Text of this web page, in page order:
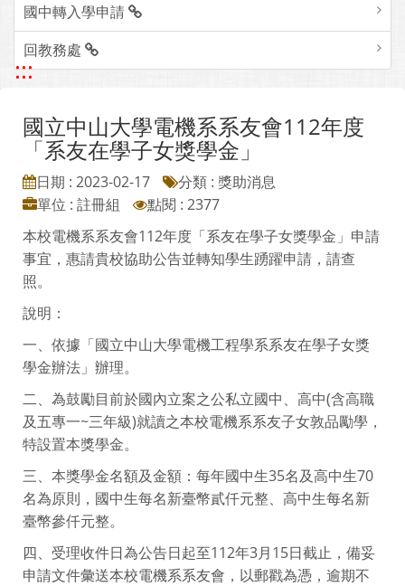
國中轉入學申請
回教務處
:::
國立中山大學電機系系友會112年度
「系友在學子女獎學金」
日期 : 2023-02-17
分類 : 獎助消息
單位 : 註冊組
點閱 : 2377
本校電機系系友會112年度「系友在學子女獎學金」申請
事宜，惠請貴校協助公告並轉知學生踴躍申請，請查
照。
說明：
一、依據「國立中山大學電機工程學系系友在學子女獎
學金辦法」辦理。
二、為鼓勵目前於國內立案之公私立國中、高中(含高職
及五專一~三年級)就讀之本校電機系系友子女敦品勵學，
特設置本獎學金。
三、本獎學金名額及金額：每年國中生35名及高中生70
名為原則，國中生每名新臺幣貳仟元整、高中生每名新
臺幣參仟元整。
四、受理收件日為公告日起至112年3月15日截止，備妥
申請文件彙送本校電機系系友會，以郵戳為憑，逾期不